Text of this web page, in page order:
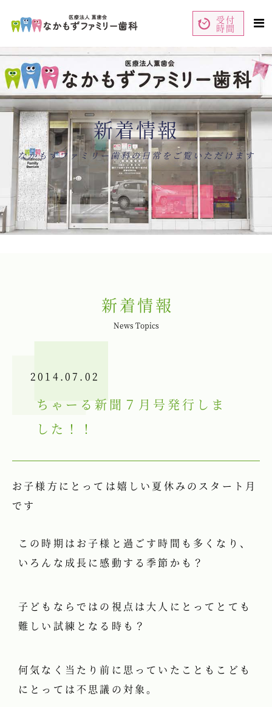
ペ
ー
先
頭
で
コ
ン
テ
ン
受付
時間
コ
ン
ツ
エ
リ
で
す
新着情報
なかもずファミリー歯科の日常をご覧いただけます
新着情報
News Topics
2014.07.02
ちゃーる新聞７月号発行しま
した！！
お子様方にとっては嬉しい夏休みのスタート月
です
この時期はお子様と過ごす時間も多くなり、
いろんな成長に感動する季節かも？
子どもならではの視点は大人にとってとても
難しい試練となる時も？
何気なく当たり前に思っていたこともこども
にとっては不思議の対象。